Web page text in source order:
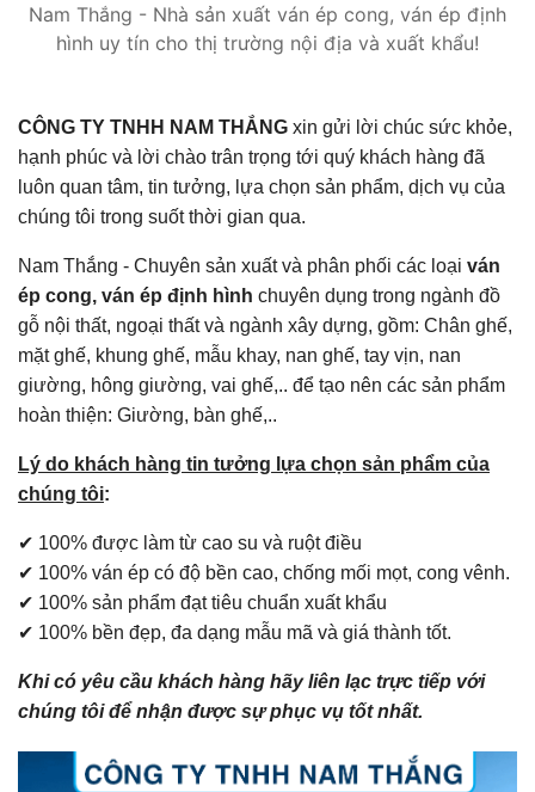
Nam Thắng - Nhà sản xuất ván ép cong, ván ép định
hình uy tín cho thị trường nội địa và xuất khẩu!
CÔNG TY TNHH NAM THẮNG xin gửi lời chúc sức khỏe,
hạnh phúc và lời chào trân trọng tới quý khách hàng đã
luôn quan tâm, tin tưởng, lựa chọn sản phẩm, dịch vụ của
chúng tôi trong suốt thời gian qua.
Nam Thắng - Chuyên sản xuất và phân phối các loại ván
ép cong, ván ép định hình chuyên dụng trong ngành đồ
gỗ nội thất, ngoại thất và ngành xây dựng, gồm: Chân ghế,
mặt ghế, khung ghế, mẫu khay, nan ghế, tay vịn, nan
giường, hông giường, vai ghế,.. để tạo nên các sản phẩm
hoàn thiện: Giường, bàn ghế,..
Lý do khách hàng tin tưởng lựa chọn sản phẩm của
chúng tôi:
✔ 100% được làm từ cao su và ruột điều
✔ 100% ván ép có độ bền cao, chống mối mọt, cong vênh.
✔ 100% sản phẩm đạt tiêu chuẩn xuất khẩu
✔ 100% bền đẹp, đa dạng mẫu mã và giá thành tốt.
Khi có yêu cầu khách hàng hãy liên lạc trực tiếp với
chúng tôi để nhận được sự phục vụ tốt nhất.